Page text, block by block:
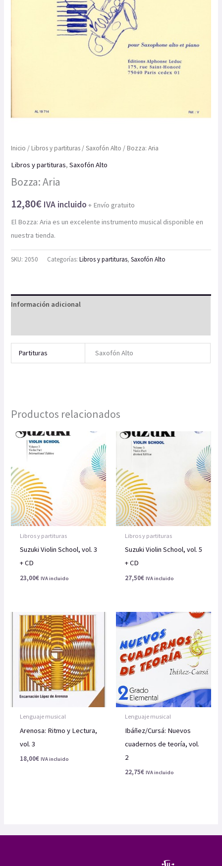
Inicio / Libros y partituras /Saxofón Alto / Bozza: Aria
Libros y partituras,Saxofón Alto
Bozza: Aria
12,80€ IVA incluido + Envío gratuito
El Bozza: Aria es un excelente instrumento musical disponible en
nuestra tienda.
SKU: 2050 Categorías:Libros y partituras,Saxofón Alto
Información adicional
Partituras Saxofón Alto
Productos relacionados
Libros y partituras
Suzuki Violin School, vol. 3
+ CD
23,00€ IVA incluido
Libros y partituras
Suzuki Violin School, vol. 5
+ CD
27,50€ IVA incluido
Lenguaje musical
Arenosa: Ritmo y Lectura,
vol. 3
18,00€ IVA incluido
Lenguaje musical
Ibáñez/Cursá: Nuevos
cuadernos de teoría, vol.
2
22,75€ IVA incluido